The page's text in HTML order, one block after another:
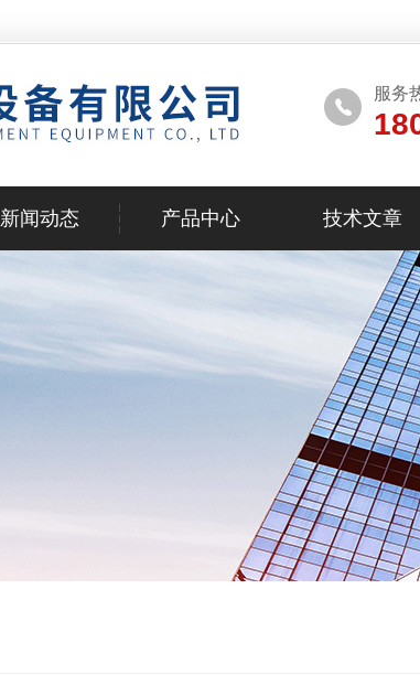
服务
新闻动态 产品中心 技术文章